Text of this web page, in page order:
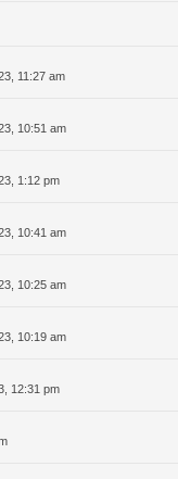
11:27 am
10:51 am
1:12 pm
10:41 am
10:25 am
10:19 am
12:31 pm